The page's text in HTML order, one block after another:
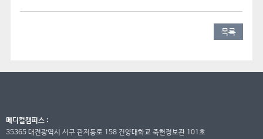
목록
메디컬캠퍼스 :
35365 대전광역시 서구 관저동로 158 건양대학교 죽헌정보관 101호